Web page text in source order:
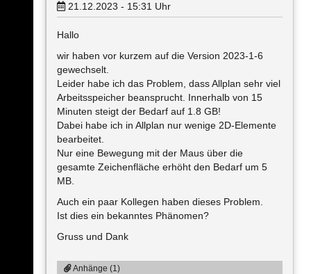
21.12.2023 - 15:31 Uhr
Hallo
wir haben vor kurzem auf die Version 2023-1-6
gewechselt.
Leider habe ich das Problem, dass Allplan sehr viel
Arbeitsspeicher beansprucht. Innerhalb von 15
Minuten steigt der Bedarf auf 1.8 GB!
Dabei habe ich in Allplan nur wenige 2D-Elemente
bearbeitet.
Nur eine Bewegung mit der Maus über die
gesamte Zeichenfläche erhöht den Bedarf um 5
MB.
Auch ein paar Kollegen haben dieses Problem.
Ist dies ein bekanntes Phänomen?
Gruss und Dank
Anhänge (1)